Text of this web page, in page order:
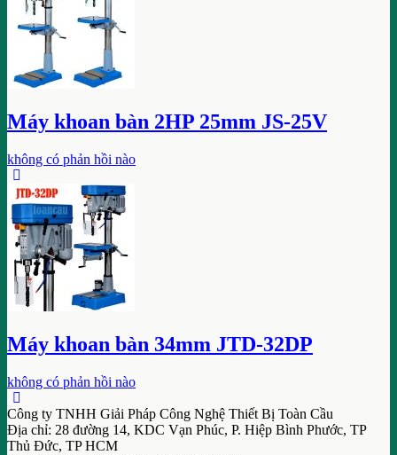
Máy khoan bàn 2HP 25mm JS-25V
không có phản hồi nào
Máy khoan bàn 34mm JTD-32DP
không có phản hồi nào
Công ty TNHH Giải Pháp Công Nghệ Thiết Bị Toàn Cầu
Địa chỉ: 28 đường 14, KDC Vạn Phúc, P. Hiệp Bình Phước, TP
Thủ Đức, TP HCM